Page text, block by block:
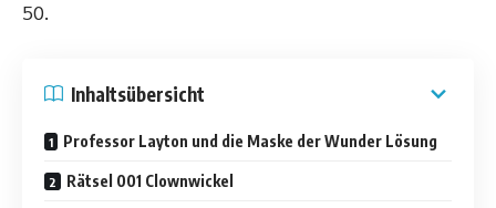
50.
Inhaltsübersicht
Professor Layton und die Maske der Wunder Lösung
Rätsel 001 Clownwickel